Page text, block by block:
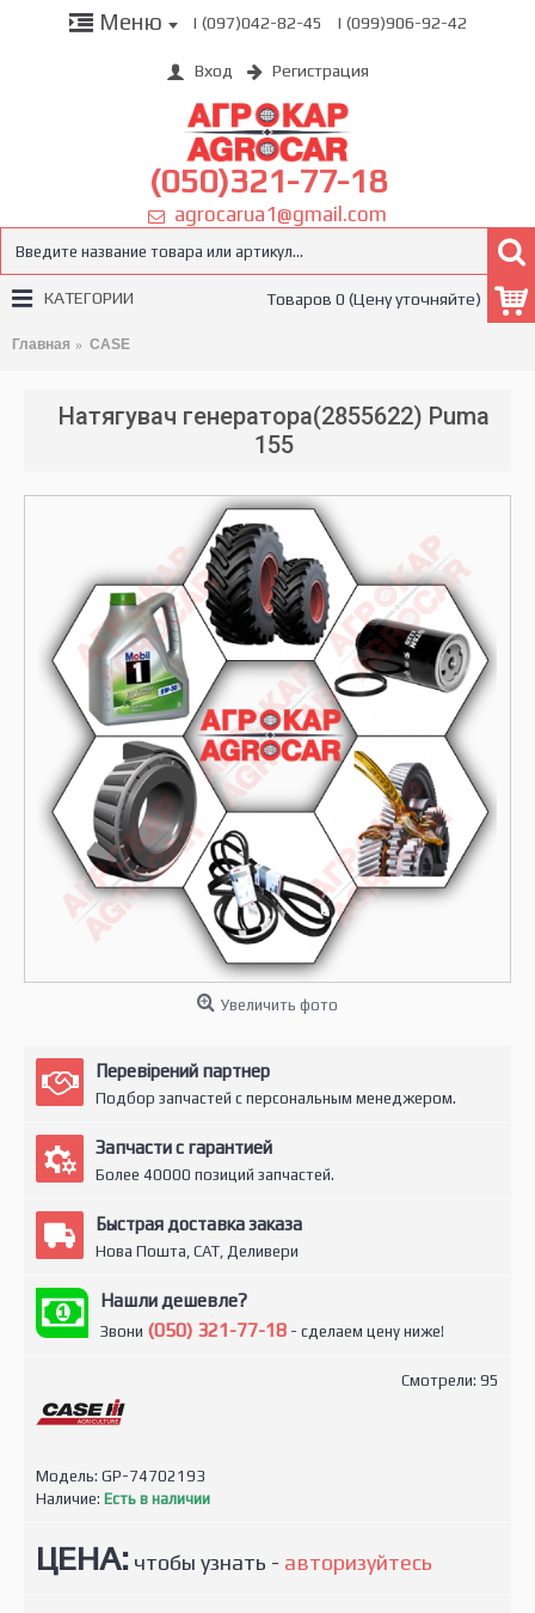
Меню | (097)042-82-45 | (099)906-92-42
Вход Регистрация
(050)321-77-18
agrocarua1@gmail.com
Товаров 0 (Цену уточняйте)
КАТЕГОРИИ
Главная CASE
Натягувач генератора(2855622) Puma
155
Увеличить фото
Перевірений партнер
Подбор запчастей с персональным менеджером.
Запчасти с гарантией
Более 40000 позиций запчастей.
Быстрая доставка заказа
Нова Пошта, САТ, Деливери
Нашли дешевле?
Звони (050) 321-77-18 - сделаем цену ниже!
Смотрели: 95
Модель: GP-74702193
Наличие: Есть в наличии
ЦЕНА: чтобы узнать - авторизуйтесь